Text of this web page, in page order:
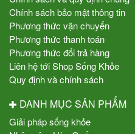
Chính sách bảo mật thông tin
Phương thức vận chuyển
Phương thức thanh toán
Phương thức đổi trả hàng
Liên hệ tới Shop Sống Khỏe
Quy định và chính sách
DANH MỤC SẢN PHẨM
Giải pháp sống khỏe